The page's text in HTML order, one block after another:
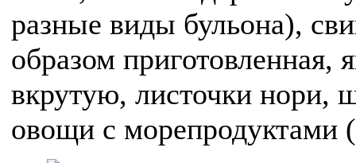
разные виды бульона),
образом приготовленная,
вкрутую, листочки нори,
овощи с морепродуктами